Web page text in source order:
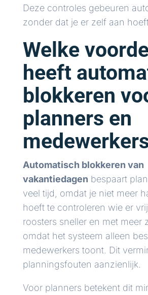
Deze controles gebeuren
zonder dat je er zelf aan
Welke
heeft
blokkeren
planners en
Automatisch blokkeren van
vakantiedagen bespaart
veel tijd, omdat je niet meer
hoeft te controleren wie er
roosters sneller en met meer
omdat het systeem alleen
medewerkers toont. Dit
planningsfouten aanzienlijk.
Voor planners betekent dit